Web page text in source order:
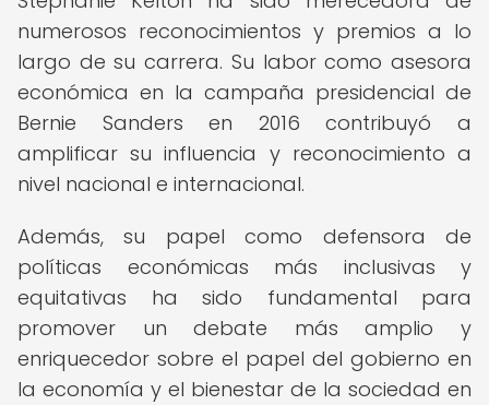
numerosos reconocimientos y premios a lo
largo de su carrera. Su labor como asesora
económica en la campaña presidencial de
Bernie Sanders en 2016 contribuyó a
amplificar su influencia y reconocimiento a
nivel nacional e internacional.
Además, su papel como defensora de
políticas económicas más inclusivas y
equitativas ha sido fundamental para
promover un debate más amplio y
enriquecedor sobre el papel del gobierno en
la economía y el bienestar de la sociedad en